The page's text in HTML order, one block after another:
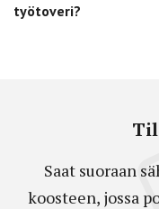
työtoveri?
Saat suoraan
koosteen, jossa